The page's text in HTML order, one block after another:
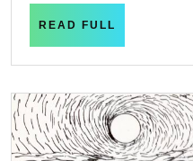
READ FULL